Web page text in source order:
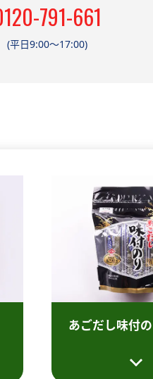
791-661
(平日9:00～17:00)
あごだし味付